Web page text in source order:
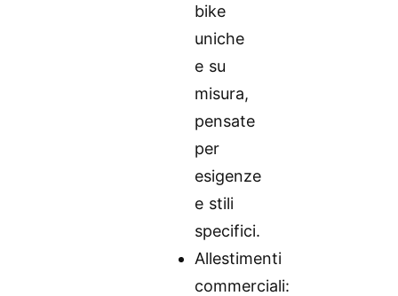
bike
uniche
e su
misura,
pensate
per
esigenze
e stili
specifici.
Allestimenti
commerciali: